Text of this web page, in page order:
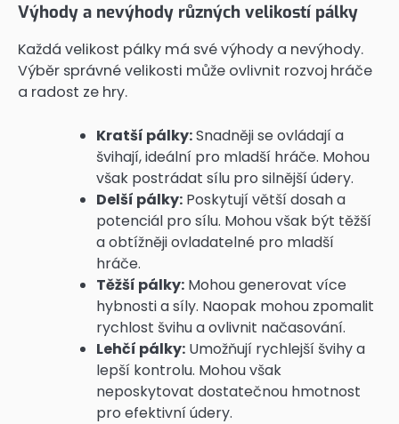
Výhody a nevýhody různých velikostí pálky
Každá velikost pálky má své výhody a nevýhody.
Výběr správné velikosti může ovlivnit rozvoj hráče
a radost ze hry.
Kratší pálky:Snadněji se ovládají a
švihají, ideální pro mladší hráče. Mohou
však postrádat sílu pro silnější údery.
Delší pálky: Poskytují větší dosah a
potenciál pro sílu. Mohou však být těžší
a obtížněji ovladatelné pro mladší
hráče.
Těžší pálky: Mohou generovat více
hybnosti a síly. Naopak mohou zpomalit
rychlost švihu a ovlivnit načasování.
Lehčí pálky: Umožňují rychlejší švihy a
lepší kontrolu. Mohou však
neposkytovat dostatečnou hmotnost
pro efektivní údery.